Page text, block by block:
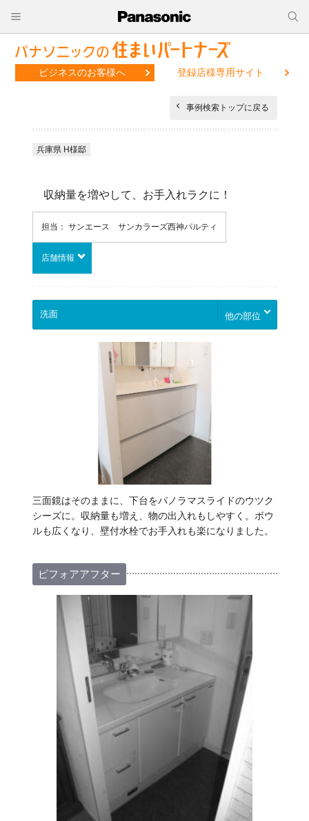
ビジネスのお客様へ 登録店様専用サイト
事例検索トップに戻る
兵庫県 H様邸
収納量を増やして、お手入れラクに！
担当： サンエース サンカラーズ西神パルティ
店舗情報
他の部位
三面鏡はそのままに、下台をパノラマスライドのウツク
シーズに。収納量も増え、物の出入れもしやすく。ボウ
ルも広くなり、壁付水栓でお手入れも楽になりました。
ビフォアアフター